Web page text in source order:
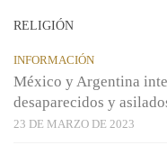
RELIGIÓN
INFORMACIÓN
México y Argentina
desaparecidos y
23 DE MARZO DE 2023